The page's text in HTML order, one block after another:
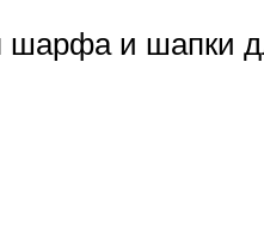
шарфа и шапки